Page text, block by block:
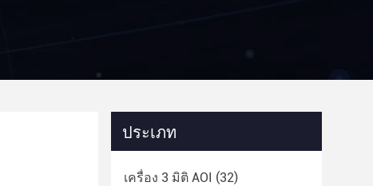
ประเภท
เครื่อง 3 มิติ AOI (32)